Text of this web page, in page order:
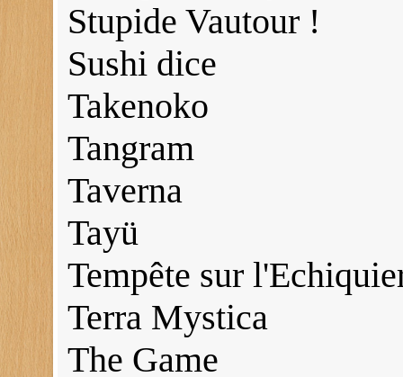
Stupide Vautour !
Sushi dice
Takenoko
Tangram
Taverna
Tayü
Tempête sur
Terra Mystica
The Game